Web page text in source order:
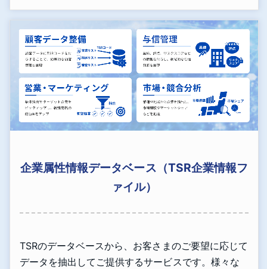
企業属性情報データベース（TSR企業情報フ
ァイル）
TSRのデータベースから、お客さまのご要望に応じて
データを抽出してご提供するサービスです。様々な